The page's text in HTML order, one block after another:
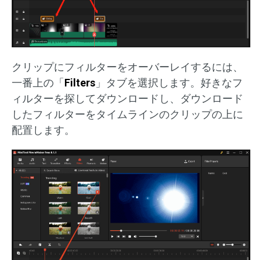
クリップにフィルターをオーバーレイするには、
一番上の「Filters 」タブを選択します。好きなフ
ィルターを探してダウンロードし、ダウンロード
したフィルターをタイムラインのクリップの上に
配置します。